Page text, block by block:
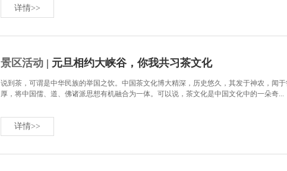
详情>>
景区活动 | 元旦相约大峡谷，你我共习茶文化
说到茶，可谓是中华民族的举国之饮。中国茶文化博大精深，历史悠久，其发于神农，闻
厚，将中国儒、道、佛诸派思想有机融合为一体。可以说，茶文化是中国文化中的一朵奇...
详情>>